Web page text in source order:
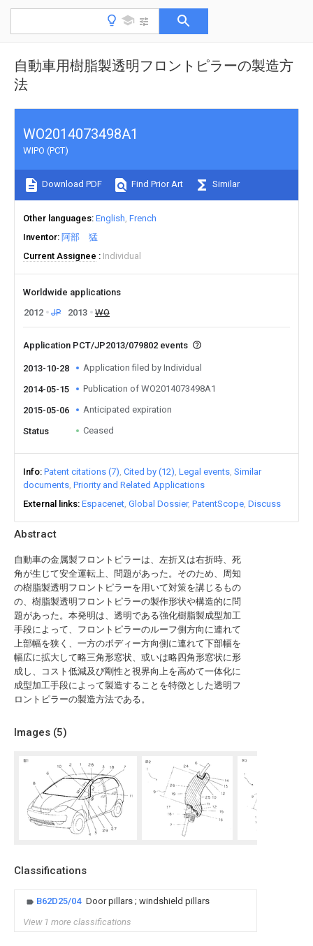
自動車用樹脂製透明フロントピラーの製造方
法
Abstract
自動車の金属製フロントピラーは、左折又は右折時、死
角が生じて安全運転上、問題があった。そのため、周知
の樹脂製透明フロントピラーを用いて対策を講じるもの
の、樹脂製透明フロントピラーの製作形状や構造的に問
題があった。本発明は、透明である強化樹脂製成型加工
手段によって、フロントピラーのルーフ側方向に連れて
上部幅を狭く、一方のボディー方向側に連れて下部幅を
幅広に拡大して略三角形窓状、或いは略四角形窓状に形
成し、コスト低減及び剛性と視界向上を高めて一体化に
成型加工手段によって製造することを特徴とした透明フ
ロントピラーの製造方法である。
Images (5)
Classifications
B62D25/04 Door pillars ; windshield pillars
View 1 more classifications
WO2014073498A1
WIPO (PCT)
Download PDF Find Prior Art Similar
Other languages English French
Inventor 阿部 猛
Current Assignee
Individual
Worldwide applications
2012
JP 2013 WO
Application PCT/JP2013/079802 events
2013-10-28 Application filed by Individual
2014-05-15 Publication of WO2014073498A1
2015-05-06 Anticipated expiration
Status Ceased
Info Patent citations (7) Cited by (12) Legal events Similar
documents Priority and Related Applications
External links Espacenet Global Dossier PatentScope Discuss